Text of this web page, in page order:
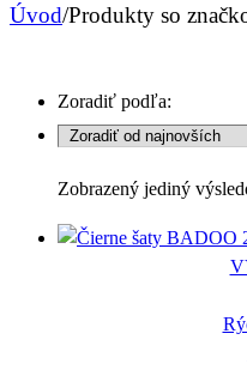
Úvod/Produkty so
Zoradiť podľa:
Zobrazený jediný